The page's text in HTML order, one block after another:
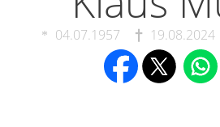
04.07.1957 19.08.2024